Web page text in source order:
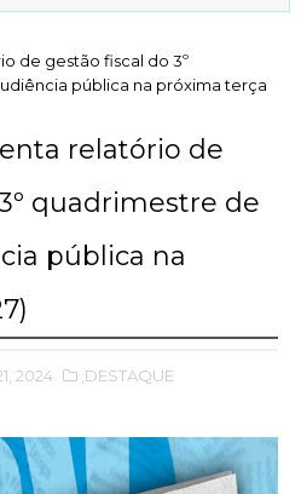
de gestão fiscal do 3º
pública na próxima terça
relatório de
quadrimestre de
pública na
2024 ,DESTAQUE